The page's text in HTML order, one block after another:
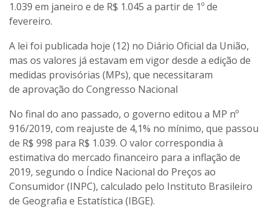
1.039 em janeiro e de R$ 1.045 a partir de 1º de
fevereiro.
A lei foi publicada hoje (12) no Diário Oficial da União,
mas os valores já estavam em vigor desde a edição de
medidas provisórias (MPs), que necessitaram
de aprovação do Congresso Nacional
No final do ano passado, o governo editou a MP nº
916/2019, com reajuste de 4,1% no mínimo, que passou
de R$ 998 para R$ 1.039. O valor correspondia à
estimativa do mercado financeiro para a inflação de
2019, segundo o Índice Nacional do Preços ao
Consumidor (INPC), calculado pelo Instituto Brasileiro
de Geografia e Estatística (IBGE).